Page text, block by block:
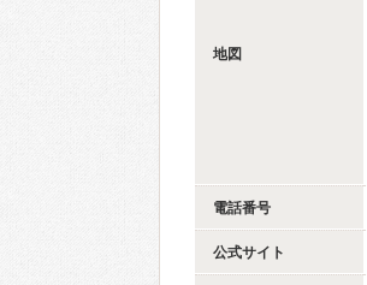
地図
電話番号
公式サイト